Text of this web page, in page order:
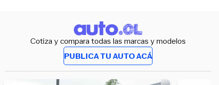
Cotiza y compara todas las marcas y modelos
PUBLICA TU AUTO ACÁ